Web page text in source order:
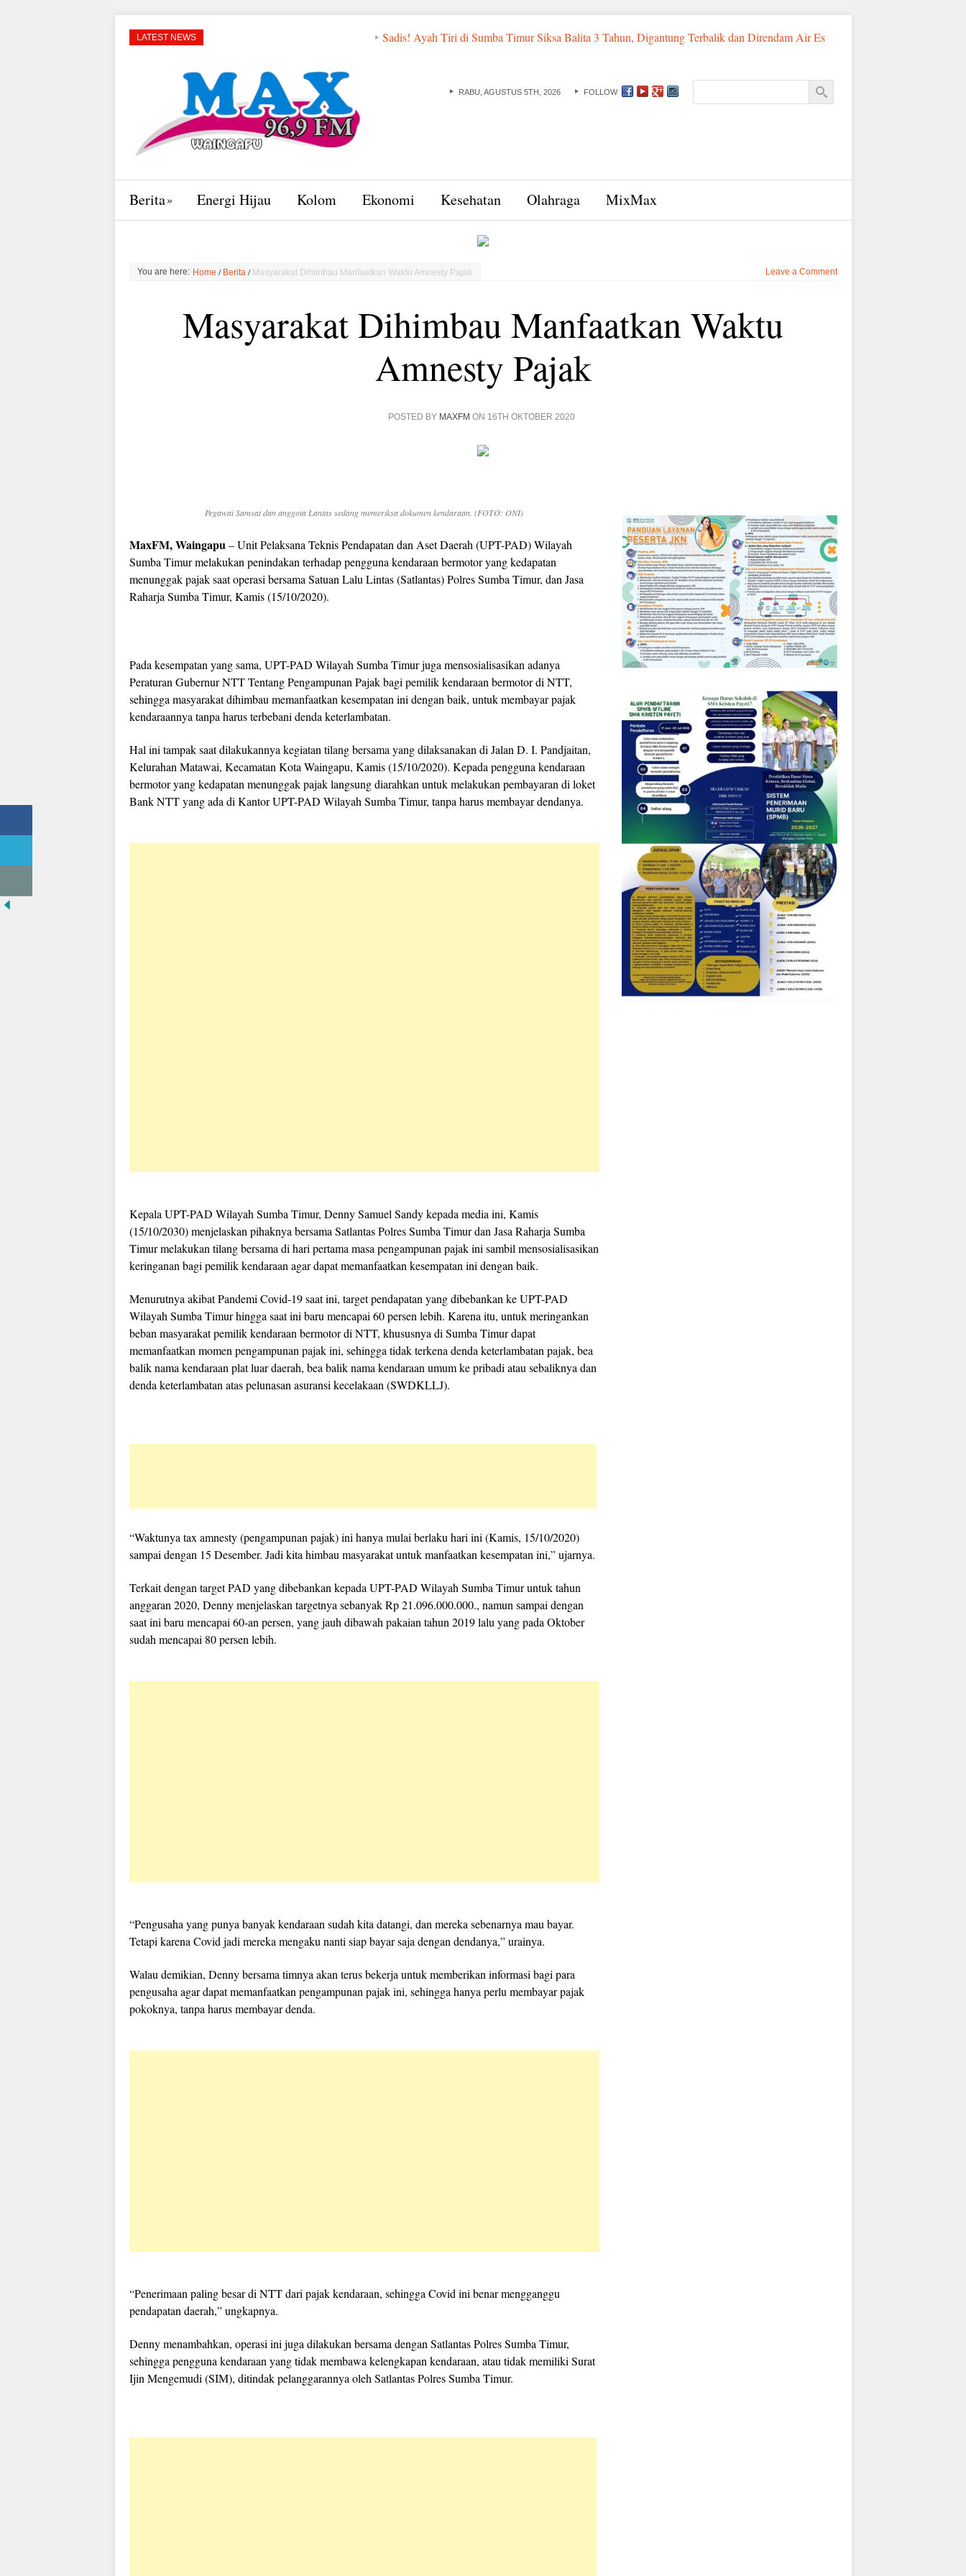
LATEST NEWS Sadis! Ayah Tiri di Sumba Timur Siksa Balita 3 Tahun, Digantung Terbalik dan Direndam Air Es Diamankan Bawa 91 Gram
RABU, AGUSTUS 5TH, 2026 FOLLOW
Berita Energi Hijau Kolom Ekonomi Kesehatan Olahraga MixMax
You are here: Home / Berita / Masyarakat Dihimbau Manfaatkan Waktu Amnesty Pajak Leave a Comment
Masyarakat Dihimbau Manfaatkan Waktu
Amnesty Pajak
POSTED BY MAXFM ON 16TH OKTOBER 2020
Pegawai Samsat dan anggota Lantas sedang memeriksa dokumen kendaraan. (FOTO: ONI)
MaxFM, Waingapu – Unit Pelaksana Teknis Pendapatan dan Aset Daerah (UPT-PAD) Wilayah
Sumba Timur melakukan penindakan terhadap pengguna kendaraan bermotor yang kedapatan
menunggak pajak saat operasi bersama Satuan Lalu Lintas (Satlantas) Polres Sumba Timur, dan Jasa
Raharja Sumba Timur, Kamis (15/10/2020).
Pada kesempatan yang sama, UPT-PAD Wilayah Sumba Timur juga mensosialisasikan adanya
Peraturan Gubernur NTT Tentang Pengampunan Pajak bagi pemilik kendaraan bermotor di NTT,
sehingga masyarakat dihimbau memanfaatkan kesempatan ini dengan baik, untuk membayar pajak
kendaraannya tanpa harus terbebani denda keterlambatan.
Hal ini tampak saat dilakukannya kegiatan tilang bersama yang dilaksanakan di Jalan D. I. Pandjaitan,
Kelurahan Matawai, Kecamatan Kota Waingapu, Kamis (15/10/2020). Kepada pengguna kendaraan
bermotor yang kedapatan menunggak pajak langsung diarahkan untuk melakukan pembayaran di loket
Bank NTT yang ada di Kantor UPT-PAD Wilayah Sumba Timur, tanpa harus membayar dendanya.
Kepala UPT-PAD Wilayah Sumba Timur, Denny Samuel Sandy kepada media ini, Kamis
(15/10/2030) menjelaskan pihaknya bersama Satlantas Polres Sumba Timur dan Jasa Raharja Sumba
Timur melakukan tilang bersama di hari pertama masa pengampunan pajak ini sambil mensosialisasikan
keringanan bagi pemilik kendaraan agar dapat memanfaatkan kesempatan ini dengan baik.
Menurutnya akibat Pandemi Covid-19 saat ini, target pendapatan yang dibebankan ke UPT-PAD
Wilayah Sumba Timur hingga saat ini baru mencapai 60 persen lebih. Karena itu, untuk meringankan
beban masyarakat pemilik kendaraan bermotor di NTT, khususnya di Sumba Timur dapat
memanfaatkan momen pengampunan pajak ini, sehingga tidak terkena denda keterlambatan pajak, bea
balik nama kendaraan plat luar daerah, bea balik nama kendaraan umum ke pribadi atau sebaliknya dan
denda keterlambatan atas pelunasan asuransi kecelakaan (SWDKLLJ).
“Waktunya tax amnesty (pengampunan pajak) ini hanya mulai berlaku hari ini (Kamis, 15/10/2020)
sampai dengan 15 Desember. Jadi kita himbau masyarakat untuk manfaatkan kesempatan ini,” ujarnya.
Terkait dengan target PAD yang dibebankan kepada UPT-PAD Wilayah Sumba Timur untuk tahun
anggaran 2020, Denny menjelaskan targetnya sebanyak Rp 21.096.000.000., namun sampai dengan
saat ini baru mencapai 60-an persen, yang jauh dibawah pakaian tahun 2019 lalu yang pada Oktober
sudah mencapai 80 persen lebih.
“Pengusaha yang punya banyak kendaraan sudah kita datangi, dan mereka sebenarnya mau bayar.
Tetapi karena Covid jadi mereka mengaku nanti siap bayar saja dengan dendanya,” urainya.
Walau demikian, Denny bersama timnya akan terus bekerja untuk memberikan informasi bagi para
pengusaha agar dapat memanfaatkan pengampunan pajak ini, sehingga hanya perlu membayar pajak
pokoknya, tanpa harus membayar denda.
“Penerimaan paling besar di NTT dari pajak kendaraan, sehingga Covid ini benar mengganggu
pendapatan daerah,” ungkapnya.
Denny menambahkan, operasi ini juga dilakukan bersama dengan Satlantas Polres Sumba Timur,
sehingga pengguna kendaraan yang tidak membawa kelengkapan kendaraan, atau tidak memiliki Surat
Ijin Mengemudi (SIM), ditindak pelanggarannya oleh Satlantas Polres Sumba Timur.